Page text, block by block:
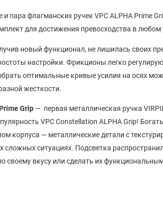
и пара флагманских ручек VPC ALPHA Prime
для достижения превосходства в любом
новый функционал, не лишилась своих
настройки. Фрикционы легко
оптимальные кривые усилия на осях
жесткости.
Grip — первая металлическая ручка
VPC Constellation ALPHA Grip!
корпуса — металлические детали с
сложных ситуациях. Подсветка
своему вкусу или сделать их